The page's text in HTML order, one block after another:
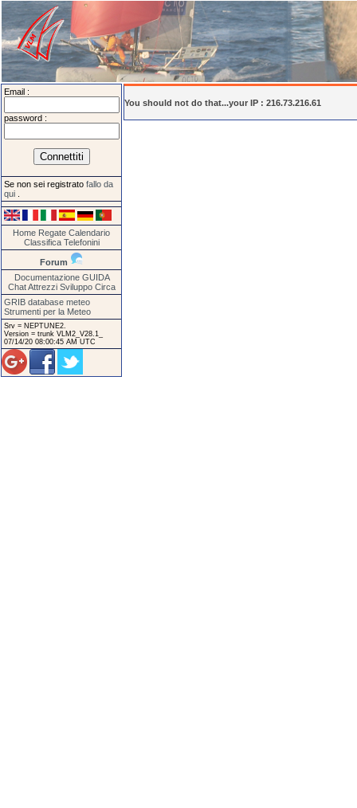
Email :
password :
Se non sei registrato fallo da
qui
Home Regate Calendario
Classifica Telefonini
Forum
Documentazione GUIDA
Chat Attrezzi Sviluppo Circa
GRIB database meteo
Strumenti per la Meteo
Srv = NEPTUNE2.
Version = trunk VLM2_V28.1_
07/14/20 08:00:45 AM UTC
You should not do that...your IP : 216.73.216.61